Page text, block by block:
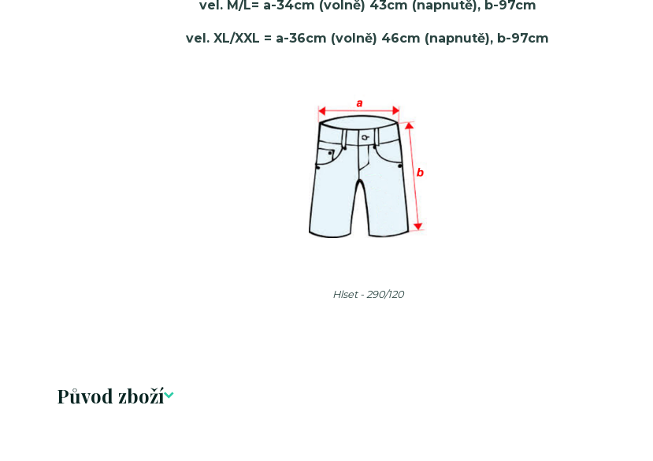
vel. M/L= a-34cm (volně) 43cm (napnutě), b-97cm
vel. XL/XXL = a-36cm (volně) 46cm (napnutě), b-97cm
Hlset - 290/120
Původ zboží